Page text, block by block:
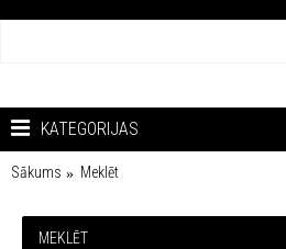
KATEGORIJAS
Sākums Meklēt
MEKLĒT